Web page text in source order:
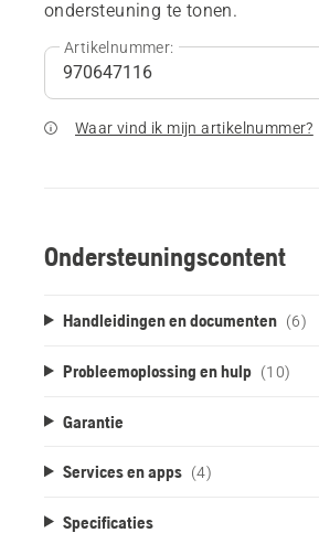
ondersteuning te tonen.
Artikelnummer:
Waar vind ik mijn artikelnummer?
Ondersteuningscontent
Handleidingen en documenten (6)
Probleemoplossing en hulp (10)
Garantie
Services en apps (4)
Specificaties